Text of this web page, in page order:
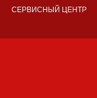
СЕРВИСНЫЙ ЦЕНТР